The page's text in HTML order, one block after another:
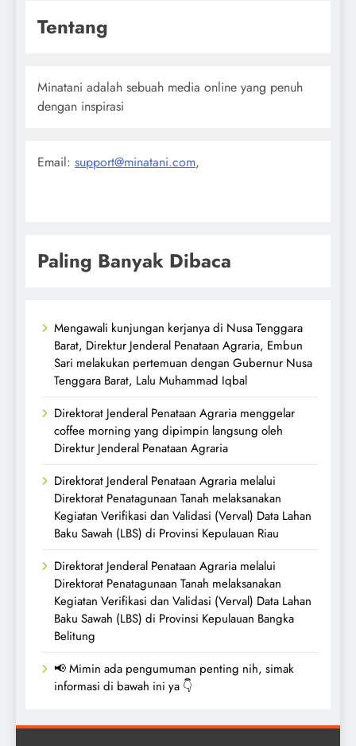
Tentang
Minatani adalah sebuah media online yang penuh
dengan inspirasi
Email: support@minatani.com,
Paling Banyak Dibaca
Mengawali kunjungan kerjanya di Nusa Tenggara
Barat, Direktur Jenderal Penataan Agraria, Embun
Sari melakukan pertemuan dengan Gubernur Nusa
Tenggara Barat, Lalu Muhammad Iqbal
Direktorat Jenderal Penataan Agraria menggelar
coffee morning yang dipimpin langsung oleh
Direktur Jenderal Penataan Agraria
Direktorat Jenderal Penataan Agraria melalui
Direktorat Penatagunaan Tanah melaksanakan
Kegiatan Verifikasi dan Validasi (Verval) Data Lahan
Baku Sawah (LBS) di Provinsi Kepulauan Riau
Direktorat Jenderal Penataan Agraria melalui
Direktorat Penatagunaan Tanah melaksanakan
Kegiatan Verifikasi dan Validasi (Verval) Data Lahan
Baku Sawah (LBS) di Provinsi Kepulauan Bangka
Belitung
📢 Mimin ada pengumuman penting nih, simak
informasi di bawah ini ya 👇